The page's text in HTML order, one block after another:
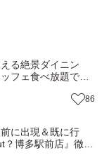
る絶景ダイニン
フェ食べ放題で大
島市）【まち歩 86
に出現＆既に行
博多駅前店』徹底